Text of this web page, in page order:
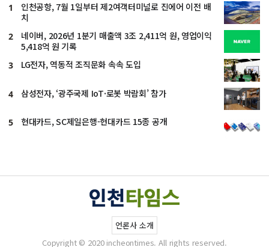
1
인천공항, 7월 1일부터 제2여객터미널로 진에어 이전 배
치
2
네이버, 2026년 1분기 매출액 3조 2,411억 원, 영업이익
5,418억 원 기록
3 LG전자, 역동적 조직문화 속속 도입
4 삼성전자, ‘광주국제 IoT·로봇 박람회’ 참가
5 현대카드, SC제일은행-현대카드 15종 공개
언론사 소개
Copyright © 2020 incheontimes. All rights reserved.